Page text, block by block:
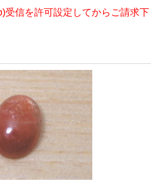
受信を許可設定してからご請求下